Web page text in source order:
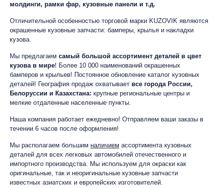
молдинги, рамки фар, кузовные панели и т.д.
Отличительной особенностью торговой марки KUZOVIK являются
окрашенные кузовные запчасти: бамперы, крылья и накладки
кузова.
Мы предлагаем самый большой ассортимент деталей в цвет
кузова в мире! Более 10 000 наименований окрашенных
бамперов и крыльев! Постоянное обновление каталог кузовных
деталей! География продаж охватывает все города России,
Белоруссии и Казахстана: крупные региональные центры и
мелкие отдаленные населенные пункты.
Наша компания работает ежедневно! Отправляем ваши заказы в
течении 6 часов после оформления!
Мы располагаем большим наличием ассортимента кузовных
деталей для всех легковых автомобилей отечественного и
импортного производства. Мы используем для окраски как
оригинальные, так и неоригинальные кузовные запчасти
известных азиатских и европейских изготовителей.